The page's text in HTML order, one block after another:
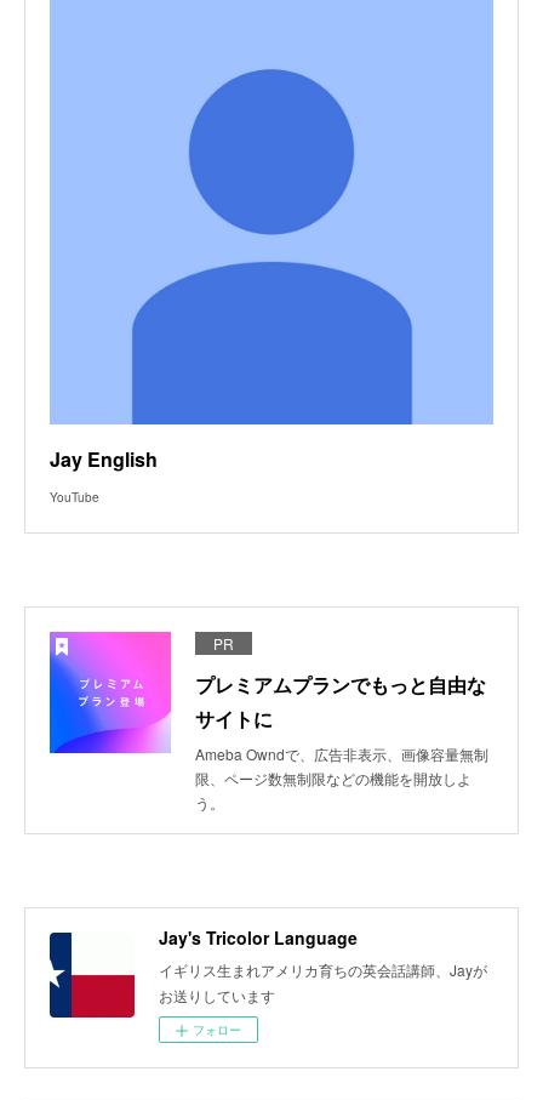
Jay English
YouTube
PR
プレミアムプランでもっと自由な
サイトに
Ameba Owndで、広告非表示、画像容量無制
限、ページ数無制限などの機能を開放しよ
う。
Jay's Tricolor Language
イギリス生まれアメリカ育ちの英会話講師、Jayが
お送りしています
フォロー